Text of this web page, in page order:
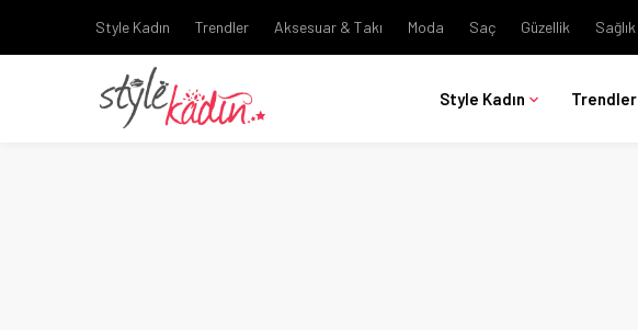
Style Kadın Trendler Aksesuar & Takı Moda Saç Güzellik Sağlık
Style Kadın Trendler